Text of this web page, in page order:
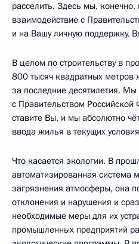
расселить. Здесь мы,
взаимодействие с
и на Вашу личную поддержку,
В целом по строительству в
800 тысяч квадратных метров
за последние десятилетия.
с Правительством
ставите Вы, и мы абсолютно
ввода жилья в текущих
Что касается экологии. В
автоматизированная система
загрязнения атмосферы, она
отклонения и нарушения и
необходимые меры для их
промышленных предприятий